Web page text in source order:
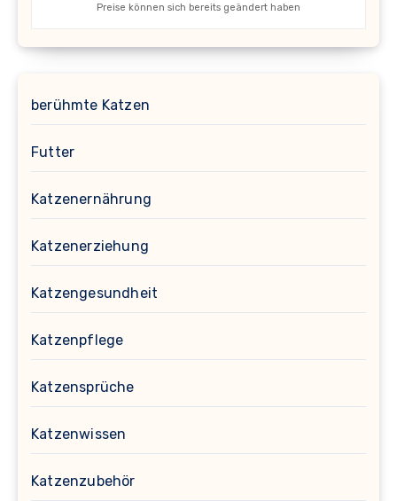
Preise können sich bereits geändert haben
berühmte Katzen
Futter
Katzenernährung
Katzenerziehung
Katzengesundheit
Katzenpflege
Katzensprüche
Katzenwissen
Katzenzubehör